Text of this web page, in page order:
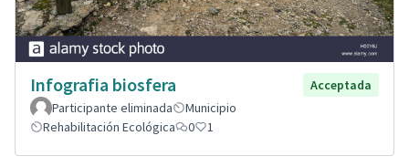
Infografia biosfera
Acceptada
Participante eliminada
Municipio
Rehabilitación Ecológica
0 1